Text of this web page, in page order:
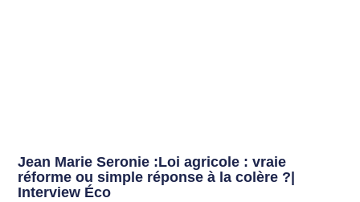
Jean Marie Seronie :Loi agricole : vraie
réforme ou simple réponse à la colère ?|
Interview Éco